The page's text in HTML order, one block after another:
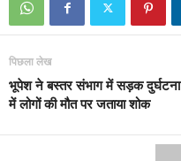
पिछला लेख
भूपेश ने बस्तर संभाग में सड़क दुर्घटना
में लोगों की मौत पर जताया शोक